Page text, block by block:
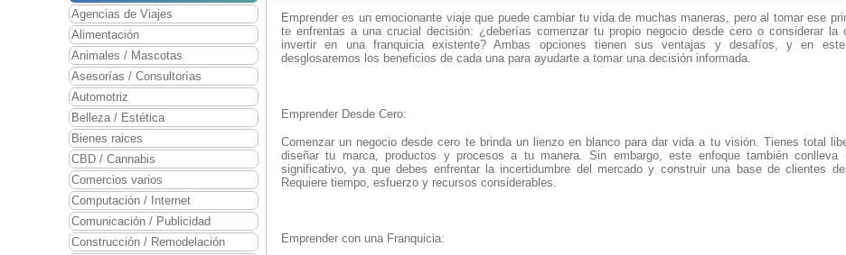
Agencias de Viajes
Alimentación
Animales / Mascotas
Asesorías / Consultorías
Automotriz
Belleza / Estética
Bienes raices
CBD / Cannabis
Comercios varios
Computación / Internet
Comunicación / Publicidad
Construcción / Remodelación
Emprender es un emocionante viaje que puede cambiar tu vida de muchas maneras, pero al tomar ese
te enfrentas a una crucial decisión: ¿deberías comenzar tu propio negocio desde cero o considerar la
invertir en una franquicia existente? Ambas opciones tienen sus ventajas y desafíos, y en
desglosaremos los beneficios de cada una para ayudarte a tomar una decisión informada.
Emprender Desde Cero:
Comenzar un negocio desde cero te brinda un lienzo en blanco para dar vida a tu visión. Tienes total
diseñar tu marca, productos y procesos a tu manera. Sin embargo, este enfoque también conlleva
significativo, ya que debes enfrentar la incertidumbre del mercado y construir una base de clientes
Requiere tiempo, esfuerzo y recursos considerables.
Emprender con una Franquicia: